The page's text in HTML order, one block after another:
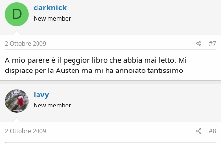
D darknick
New member
2 Ottobre 2009 #7
A mio parere è il peggior libro che abbia mai letto. Mi
dispiace per la Austen ma mi ha annoiato tantissimo.
lavy
New member
2 Ottobre 2009 #8